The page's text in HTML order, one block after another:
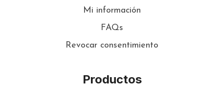
Mi información
FAQs
Revocar consentimiento
Productos